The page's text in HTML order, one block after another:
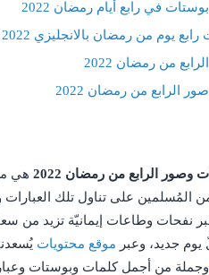
في رابع أيام رمضان 2022
رابع يوم من رمضان بالانجليزي 2022
من رمضان 2022
الرابع من رمضان 2022
وصور الرابع من رمضان 2022
هي
المُسلمين على تناول تلك
نفحات وطاعات إيمانيّة تزيد من
جديد، وعبر موقع محتويات
وجملة من أجمل كلمات وبوستات